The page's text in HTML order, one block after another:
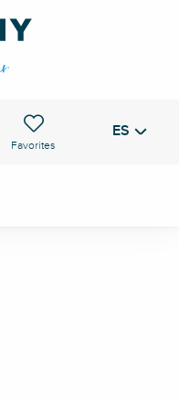
Voir les favoris ES